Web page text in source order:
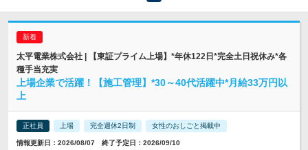
太平電業株式会社 | 【東証プライム上場】*年休122日*完全土日祝休み*各
種手当充実
上場企業で活躍！【施工管理】*30～40代活躍中*月給33万円以
上
正社員 上場 完全週休2日制 女性のおしごと掲載中
情報更新日：2026/08/07 終了予定日：2026/09/10